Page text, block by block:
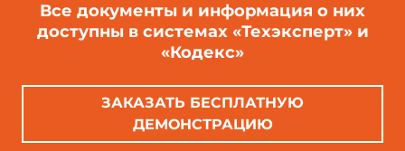
Все документы и информация о них
доступны в системах «Техэксперт» и
«Кодекс»
ЗАКАЗАТЬ БЕСПЛАТНУЮ
ДЕМОНСТРАЦИЮ